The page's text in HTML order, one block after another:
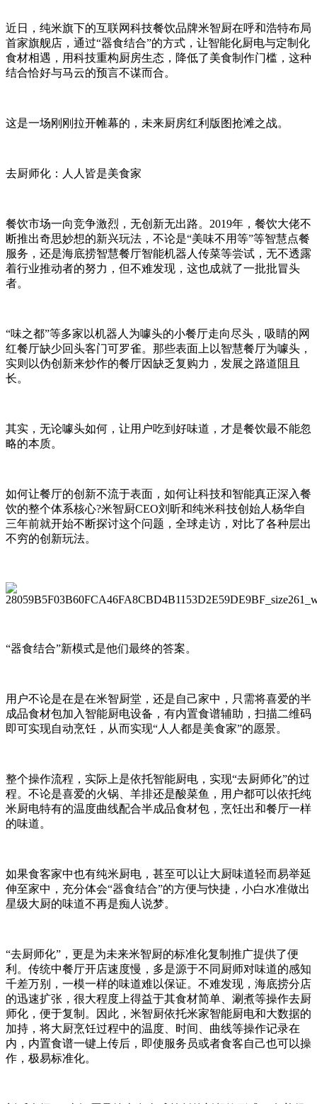
近日，纯米旗下的互联网科技餐饮品牌米智厨在呼和浩特布局
首家旗舰店，通过“器食结合”的方式，让智能化厨电与定制化
食材相遇，用科技重构厨房生态，降低了美食制作门槛，这种
结合恰好与马云的预言不谋而合。
这是一场刚刚拉开帷幕的，未来厨房红利版图抢滩之战。
去厨师化：人人皆是美食家
餐饮市场一向竞争激烈，无创新无出路。2019年，餐饮大佬不
断推出奇思妙想的新兴玩法，不论是“美味不用等”等智慧点餐
服务，还是海底捞智慧餐厅智能机器人传菜等尝试，无不透露
着行业推动者的努力，但不难发现，这也成就了一批批冒头
者。
“味之都”等多家以机器人为噱头的小餐厅走向尽头，吸睛的网
红餐厅缺少回头客门可罗雀。那些表面上以智慧餐厅为噱头，
实则以伪创新来炒作的餐厅因缺乏复购力，发展之路道阻且
长。
其实，无论噱头如何，让用户吃到好味道，才是餐饮最不能忽
略的本质。
如何让餐厅的创新不流于表面，如何让科技和智能真正深入餐
饮的整个体系核心?米智厨CEO刘昕和纯米科技创始人杨华自
三年前就开始不断探讨这个问题，全球走访，对比了各种层出
不穷的创新玩法。
“器食结合”新模式是他们最终的答案。
用户不论是在是在米智厨堂，还是自己家中，只需将喜爱的半
成品食材包加入智能厨电设备，有内置食谱辅助，扫描二维码
即可实现自动烹饪，从而实现“人人都是美食家”的愿景。
整个操作流程，实际上是依托智能厨电，实现“去厨师化”的过
程。不论是喜爱的火锅、羊排还是酸菜鱼，用户都可以依托纯
米厨电特有的温度曲线配合半成品食材包，烹饪出和餐厅一样
的味道。
如果食客家中也有纯米厨电，甚至可以让大厨味道轻而易举延
伸至家中，充分体会“器食结合”的方便与快捷，小白水准做出
星级大厨的味道不再是痴人说梦。
“去厨师化”，更是为未来米智厨的标准化复制推广提供了便
利。传统中餐厅开店速度慢，多是源于不同厨师对味道的感知
千差万别，一模一样的味道难以保证。不难发现，海底捞分店
的迅速扩张，很大程度上得益于其食材简单、涮煮等操作去厨
师化，便于复制。因此，米智厨依托米家智能厨电和大数据的
加持，将大厨烹饪过程中的温度、时间、曲线等操作记录在
内，内置食谱一键上传后，即使服务员或者食客自己也可以操
作，极易标准化。